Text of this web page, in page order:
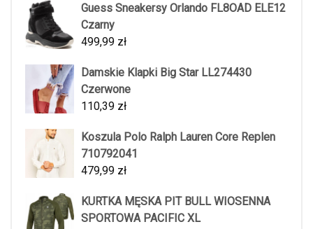
Guess Sneakersy Orlando FL8OAD ELE12
Czarny
499,99 zł
Damskie Klapki Big Star LL274430
Czerwone
110,39 zł
Koszula Polo Ralph Lauren Core Replen
710792041
479,99 zł
KURTKA MĘSKA PIT BULL WIOSENNA
SPORTOWA PACIFIC XL